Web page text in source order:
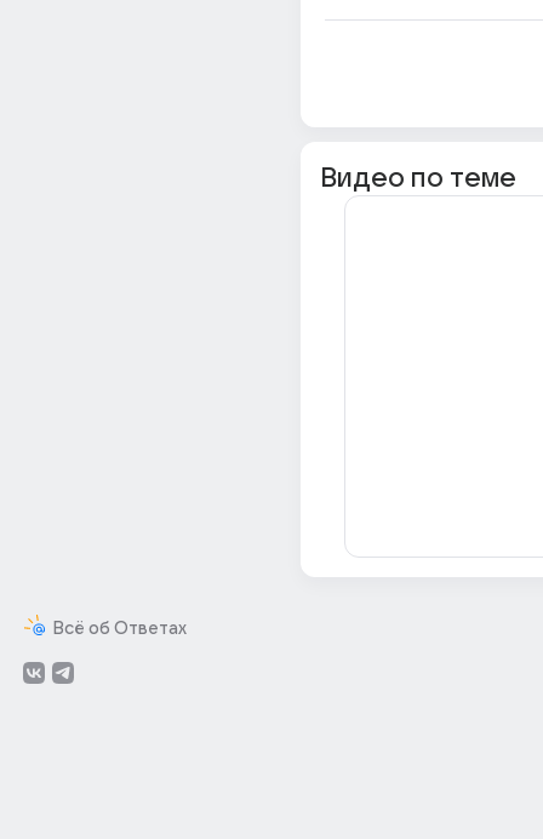
Всё об Ответах
Видео по теме